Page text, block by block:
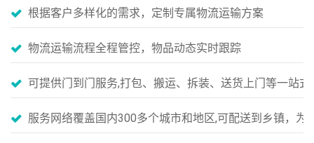
根据客户多样化的需求，定制专属物流运输方案
物流运输流程全程管控，物品动态实时跟踪
可提供门到门服务,打包、搬运、拆装、送货上门等一站
服务网络覆盖国内300多个城市和地区,可配送到乡镇，为